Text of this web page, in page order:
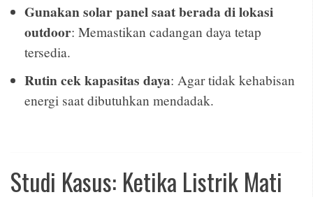
Gunakan solar panel saat berada di lokasi
outdoor: Memastikan cadangan daya tetap
tersedia.
Rutin cek kapasitas daya: Agar tidak kehabisan
energi saat dibutuhkan mendadak.
Studi Kasus: Ketika Listrik Mati